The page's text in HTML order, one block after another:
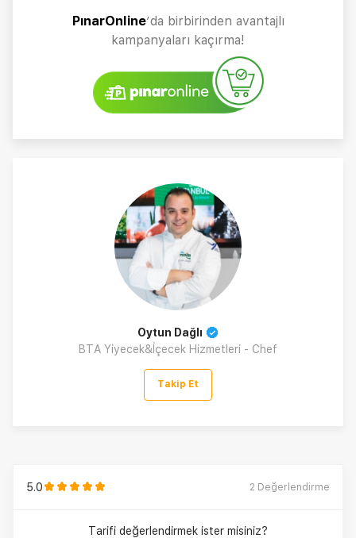
PınarOnline’da birbirinden avantajlı
kampanyaları kaçırma!
Oytun Dağlı
BTA Yiyecek&İçecek Hizmetleri - Chef
Takip Et
5.0 2 Değerlendirme
Tarifi değerlendirmek ister misiniz?